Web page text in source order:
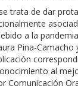
trata de dar
a la
Pina-
al
Comunicación